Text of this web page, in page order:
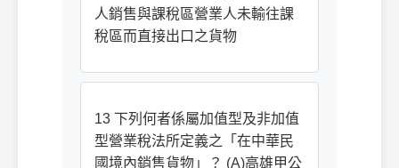
人銷售與課稅區營業人未輸往課
稅區而直接出口之貨物
13 下列何者係屬加值型及非加值
型營業稅法所定義之「在中華民
國境內銷售貨物」？ (A)高雄甲公